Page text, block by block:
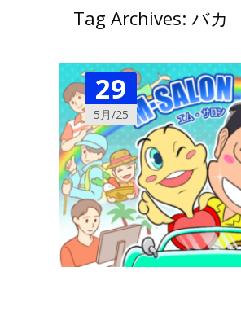
Tag Archives: バカ
29
5月/25